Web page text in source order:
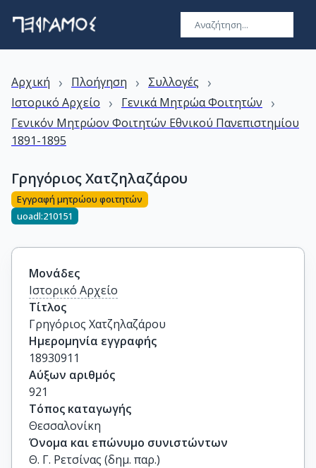
Αρχική › Πλοήγηση › Συλλογές ›
Ιστορικό Αρχείο › Γενικά Μητρώα Φοιτητών ›
Γενικόν Μητρώον Φοιτητών Εθνικού Πανεπιστημίου
1891-1895
Γρηγόριος Χατζηλαζάρου
Εγγραφή μητρώου φοιτητών
uoadl:210151
Μονάδες
Ιστορικό Αρχείο
Τίτλος
Γρηγόριος Χατζηλαζάρου
Ημερομηνία εγγραφής
18930911
Αύξων αριθμός
921
Τόπος καταγωγής
Θεσσαλονίκη
Όνομα και επώνυμο συνιστώντων
Θ. Γ. Ρετσίνας (δημ. παρ.)